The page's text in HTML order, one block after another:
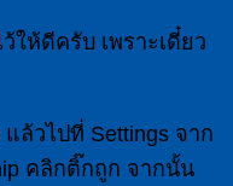
ให้ดีครับ เพราะเดี๋ยว
ล้วไปที่ Settings จาก
คลิกติ๊กถูก จากนั้น